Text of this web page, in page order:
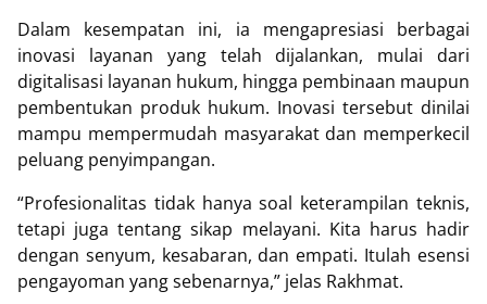
Dalam kesempatan ini, ia mengapresiasi berbagai
inovasi layanan yang telah dijalankan, mulai dari
digitalisasi layanan hukum, hingga pembinaan maupun
pembentukan produk hukum. Inovasi tersebut dinilai
mampu mempermudah masyarakat dan memperkecil
peluang penyimpangan.
“Profesionalitas tidak hanya soal keterampilan teknis,
tetapi juga tentang sikap melayani. Kita harus hadir
dengan senyum, kesabaran, dan empati. Itulah esensi
pengayoman yang sebenarnya,” jelas Rakhmat.